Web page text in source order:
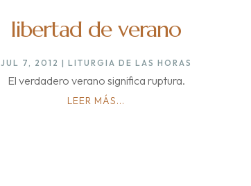
libertad de verano
JUL 7, 2012 | LITURGIA DE LAS HORAS
El verdadero verano significa ruptura.
LEER MÁS...